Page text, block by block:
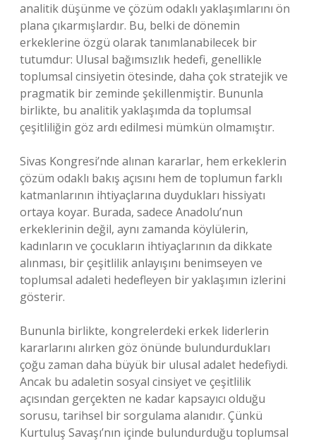
analitik düşünme ve çözüm odaklı yaklaşımlarını ön
plana çıkarmışlardır. Bu, belki de dönemin
erkeklerine özgü olarak tanımlanabilecek bir
tutumdur: Ulusal bağımsızlık hedefi, genellikle
toplumsal cinsiyetin ötesinde, daha çok stratejik ve
pragmatik bir zeminde şekillenmiştir. Bununla
birlikte, bu analitik yaklaşımda da toplumsal
çeşitliliğin göz ardı edilmesi mümkün olmamıştır.
Sivas Kongresi’nde alınan kararlar, hem erkeklerin
çözüm odaklı bakış açısını hem de toplumun farklı
katmanlarının ihtiyaçlarına duydukları hissiyatı
ortaya koyar. Burada, sadece Anadolu’nun
erkeklerinin değil, aynı zamanda köylülerin,
kadınların ve çocukların ihtiyaçlarının da dikkate
alınması, bir çeşitlilik anlayışını benimseyen ve
toplumsal adaleti hedefleyen bir yaklaşımın izlerini
gösterir.
Bununla birlikte, kongrelerdeki erkek liderlerin
kararlarını alırken göz önünde bulundurdukları
çoğu zaman daha büyük bir ulusal adalet hedefiydi.
Ancak bu adaletin sosyal cinsiyet ve çeşitlilik
açısından gerçekten ne kadar kapsayıcı olduğu
sorusu, tarihsel bir sorgulama alanıdır. Çünkü
Kurtuluş Savaşı’nın içinde bulundurduğu toplumsal